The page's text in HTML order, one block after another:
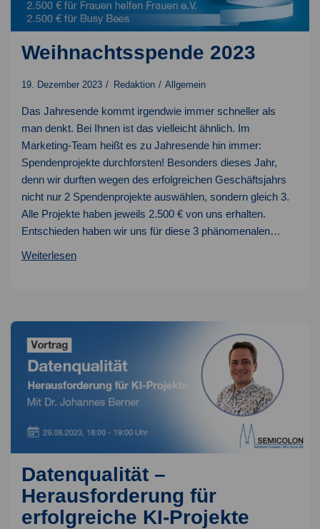
Weihnachtsspende 2023
19. Dezember 2023 Redaktion Allgemein
Das Jahresende kommt irgendwie immer schneller als
man denkt. Bei Ihnen ist das vielleicht ähnlich. Im
Marketing-Team heißt es zu Jahresende hin immer:
Spendenprojekte durchforsten! Besonders dieses Jahr,
denn wir durften wegen des erfolgreichen Geschäftsjahrs
nicht nur 2 Spendenprojekte auswählen, sondern gleich 3.
Alle Projekte haben jeweils 2.500 € von uns erhalten.
Entschieden haben wir uns für diese 3 phänomenalen…
WeiterlesenWeihnachtsspende
Datenqualität –
Herausforderung für
erfolgreiche KI-Projekte